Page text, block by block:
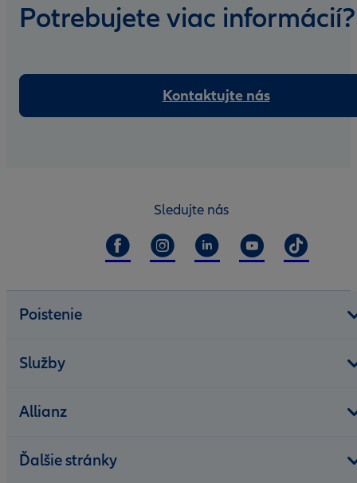
Potrebujete viac informácií?
Kontaktujte nás
Sledujte nás
Poistenie
Služby
Allianz
Ďalšie stránky